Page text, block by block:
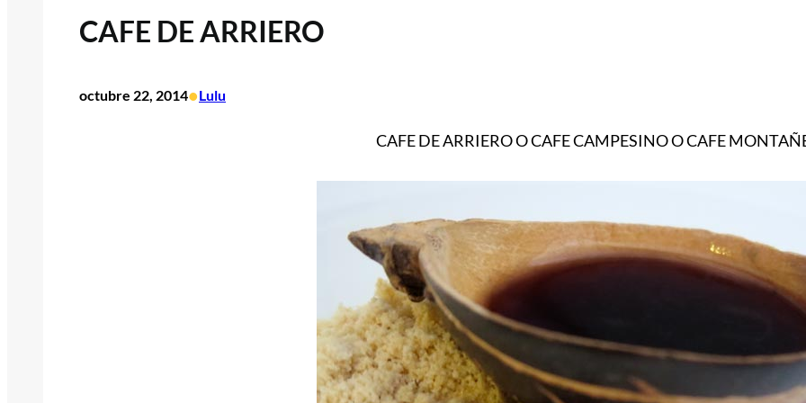
CAFE DE ARRIERO
octubre 22, 2014•Lulu
CAFE DE ARRIERO O CAFE CAMPESINO O CAFE